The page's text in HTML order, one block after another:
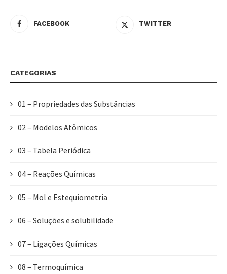
FACEBOOK TWITTER
CATEGORIAS
01 – Propriedades das Substâncias
02 – Modelos Atômicos
03 – Tabela Periódica
04 – Reações Químicas
05 – Mol e Estequiometria
06 – Soluções e solubilidade
07 – Ligações Químicas
08 – Termoquímica